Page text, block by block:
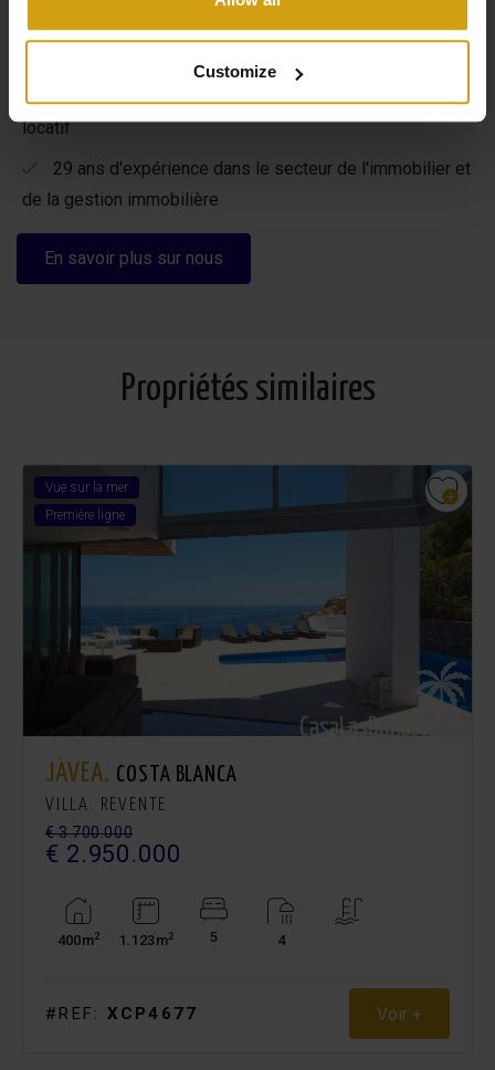
Customize
Des options flexibles pour maximiser votre rendement
locatif
29 ans d'expérience dans le secteur de l'immobilier et
de la gestion immobilière
En savoir plus sur nous
Propriétés similaires
Vue sur la mer
Première ligne
JÁVEA. COSTA BLANCA
VILLA. REVENTE
€ 3.700.000
€ 2.950.000
400m2 1.123m2 5 4
#REF: XCP4677 Voir +